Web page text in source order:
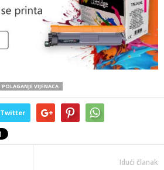
POLAGANJE VIJENACA
Twitter
Idući članak